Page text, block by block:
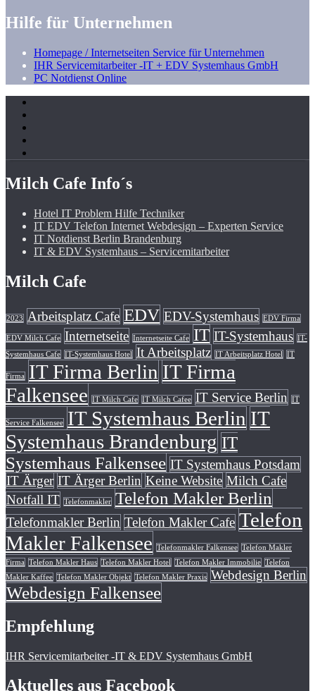
Hilfe für Unternehmen
Homepage / Internetseiten Service für Unternehmen
IHR Servicemitarbeiter -IT + EDV Systemhaus GmbH
PC Notdienst Online
Milch Cafe Info´s
Hotel IT Problem Hilfe Techniker
IT EDV Telefon Internet Webdesign – Experten Service
IT Notdienst Berlin Brandenburg
IT & EDV Systemhaus – Servicemitarbeiter
Milch Cafe
2023 Arbeitsplatz Cafe EDV EDV-Systemhaus EDV Firma
EDV Milch Cafe Internetseite Internetseite Cafe IT IT-Systemhaus IT-
Systemhaus Cafe IT-Systemhaus Hotel It Arbeitsplatz IT Arbeitsplatz Hotel IT
Firma IT Firma Berlin IT Firma
Falkensee
IT Milch Cafe IT Milch Cafee IT Service Berlin IT
Service Falkensee IT Systemhaus Berlin IT
Systemhaus Brandenburg IT
Systemhaus Falkensee IT Systemhaus Potsdam
IT Ärger IT Ärger Berlin Keine Website Milch Cafe
Notfall IT Telefonmakler Telefon Makler Berlin
Telefonmakler Berlin Telefon Makler Cafe Telefon
Makler Falkensee
Telefonmakler Falkensee Telefon Makler
Firma
Telefon Makler Haus Telefon Makler Hotel Telefon Makler Immobilie Telefon
Makler Kaffee Telefon Makler Objekt Telefon Makler Praxis Webdesign Berlin
Webdesign Falkensee
Empfehlung
IHR Servicemitarbeiter -IT & EDV Systemhaus GmbH
Aktuelles aus Facebook